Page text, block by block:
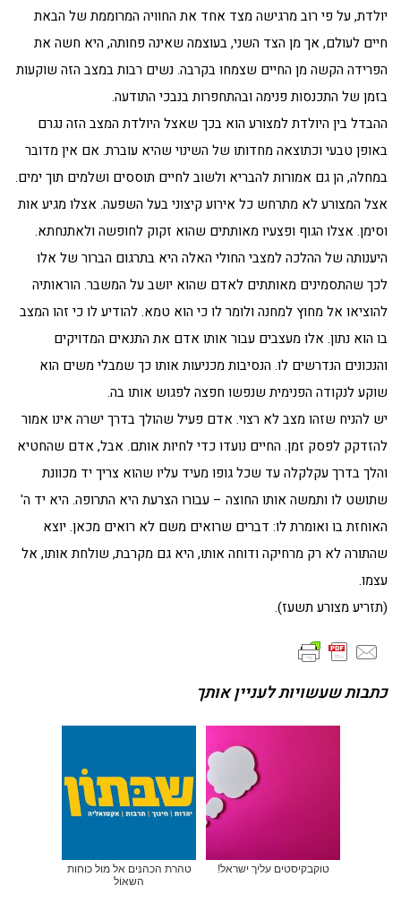
יולדת, על פי רוב מרגישה מצד אחד את החוויה המרוממת של הבאת
חיים לעולם, אך מן הצד השני, בעוצמה שאינה פחותה, היא חשה את
הפרידה הקשה מן החיים שצמחו בקרבה. נשים רבות במצב הזה שוקעות
בזמן של התכנסות פנימה ובהתחפרות בנבכי התודעה.
ההבדל בין היולדת למצורע הוא בכך שאצל היולדת המצב הזה נגרם
באופן טבעי וכתוצאה מחדותו של השינוי שהיא עוברת. אם אין מדובר
במחלה, הן גם אמורות להבריא ולשוב לחיים תוססים ושלמים תוך ימים.
אצל המצורע לא מתרחש כל אירוע קיצוני בעל השפעה. אצלו מגיע אות
וסימן. אצלו הגוף ופצעיו מאותתים שהוא זקוק לחופשה ולאתנחתא.
היענותה של ההלכה למצבי החולי האלה היא בתרגום הברור של אלו
לכך שהתסמינים מאותתים לאדם שהוא יושב על המשבר. הוראותיה
להוציאו אל מחוץ למחנה ולומר לו כי הוא טמא. להודיע לו כי זהו המצב
בו הוא נתון. אלו מעצבים עבור אותו אדם את התנאים המדויקים
והנכונים הנדרשים לו. הנסיבות מכניעות אותו כך שמבלי משים הוא
שוקע לנקודה הפנימית שנפשו חפצה לפגוש אותו בה.
יש להניח שזהו מצב לא רצוי. אדם פעיל שהולך בדרך ישרה אינו אמור
להזדקק לפסק זמן. החיים נועדו כדי לחיות אותם. אבל, אדם שהחטיא
והלך בדרך עקלקלה עד שכל גופו מעיד עליו שהוא צריך יד מכוונת
שתושט לו ותמשה אותו החוצה – עבורו הצרעת היא התרופה. היא יד ה'
האוחזת בו ואומרת לו: דברים שרואים משם לא רואים מכאן. יוצא
שהתורה לא רק מרחיקה ודוחה אותו, היא גם מקרבת, שולחת אותו, אל
עצמו.
(תזריע מצורע תשעז).
כתבות שעשויות לעניין אותך
טוקבקיסטים עליך ישראל!
טהרת הכהנים אל מול כוחות
השאוֹל